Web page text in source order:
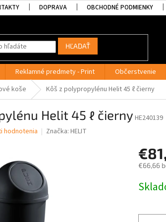
DOPRAVA OBCHODNÉ PODMIENKY
HĽADAŤ
Reklamné predmety - Print Občerstvenie
koše Kôš z polypropylénu Helit 45 ℓ čierny
Helit 45 ℓ čierny HE240139
hodnotenia Značka: HELIT
€66,66
cena: